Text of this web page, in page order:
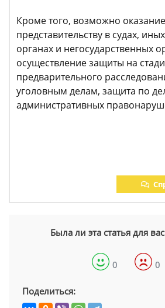
Кроме того, возможно оказание
представительству в судах,
органах и негосударственных
осуществление защиты на
предварительного
уголовным делам, защита по
административных
Была ли эта статья для
0 0
Поделиться: